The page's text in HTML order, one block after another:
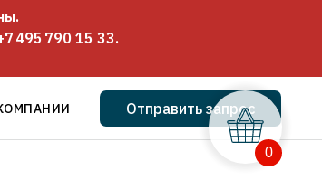
495 790 15 33.
Отправить запрос
0